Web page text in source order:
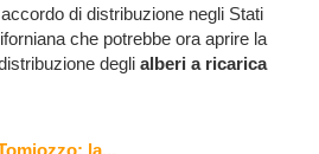
di distribuzione negli Stati
che potrebbe ora aprire la
degli alberi a ricarica